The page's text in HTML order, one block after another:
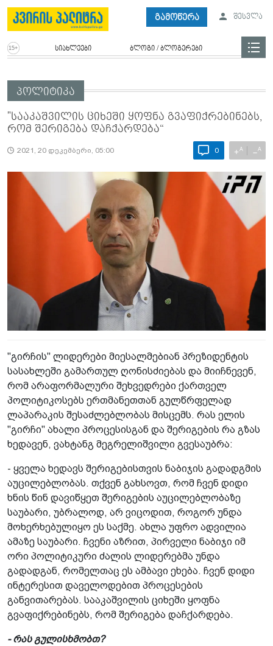
გამოწერა შესვლა
სიახლეები ბლოგი / ბლოგერები
პოლიტიკა
"სააკაშვილის ციხეში ყოფნა გვაფიქრებინებს,
რომ შერიგება დაჩქარდება“
2021, 20 დეკემბერი, 05:00 0 +A −A
"გირჩის" ლიდერები მიესალმებიან პრეზიდენტის
სასახლეში გამართულ ღონისძიებას და მიიჩნევენ,
რომ არაფორმალური შეხვედრები ქართველ
პოლიტიკოსებს ერთმანეთთან გულწრფელად
ლაპარაკის შესაძლებლობას მისცემს. რას ელის
"გირჩი" ახალი პროცესისგან და შერიგების რა გზას
ხედავენ, ვახტანგ მეგრელიშვილი გვესაუბრა:
- ყველა ხედავს შერიგებისთვის ნაბიჯის გადადგმის
აუცილებლობას. თქვენ გახსოვთ, რომ ჩვენ დიდი
ხნის წინ დავიწყეთ შერიგების აუცილებლობაზე
საუბარი, უბრალოდ, არ ვიცოდით, როგორ უნდა
მოხერხებულიყო ეს საქმე. ახლა უფრო ადვილია
ამაზე საუბარი. ჩვენი აზრით, პირველი ნაბიჯი იმ
ორი პოლიტიკური ძალის ლიდერებმა უნდა
გადადგან, რომელთაც ეს ამბავი ეხება. ჩვენ დიდი
ინტერესით დაველოდებით პროცესების
განვითარებას. სააკაშვილის ციხეში ყოფნა
გვაფიქრებინებს, რომ შერიგება დაჩქარდება.
- რას გულისხმობთ?